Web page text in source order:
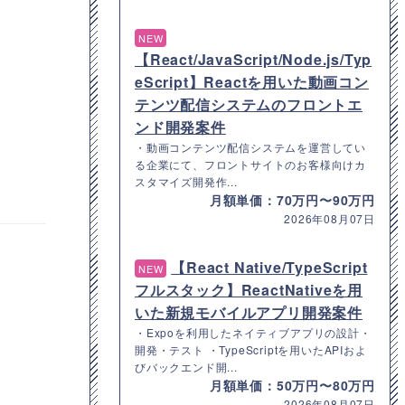
NEW
【React/JavaScript/Node.js/Typ
eScript】Reactを用いた動画コン
テンツ配信システムのフロントエ
ンド開発案件
・動画コンテンツ配信システムを運営してい
る企業にて、フロントサイトのお客様向けカ
スタマイズ開発作...
月額単価：70万円〜90万円
2026年08月07日
NEW
【React Native/TypeScript
フルスタック】ReactNativeを用
いた新規モバイルアプリ開発案件
・Expoを利用したネイティブアプリの設計・
開発・テスト ・TypeScriptを用いたAPIおよ
びバックエンド開...
月額単価：50万円〜80万円